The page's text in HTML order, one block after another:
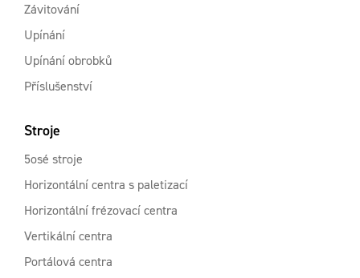
Závitování
Upínání
Upínání obrobků
Příslušenství
Stroje
5osé stroje
Horizontální centra s paletizací
Horizontální frézovací centra
Vertikální centra
Portálová centra